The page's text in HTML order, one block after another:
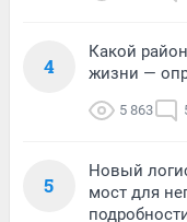
4
Какой
жизни —
5 863
5
Новый
мост для